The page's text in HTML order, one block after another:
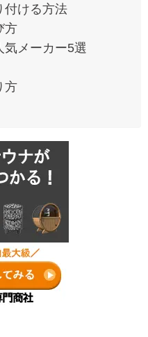
付ける方法
方
気メーカー5選
方